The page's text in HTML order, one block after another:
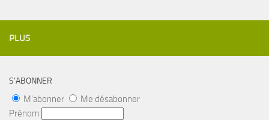
PLUS
S’ABONNER
M'abonner
Me désabonner
Prénom